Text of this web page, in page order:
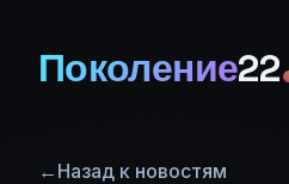
Поколение22
← Назад к новостям